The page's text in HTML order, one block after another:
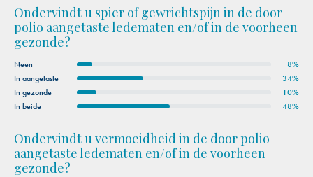
Ondervindt u spier of gewrichtspijn in de door
polio aangetaste ledematen en/of in de voorheen
gezonde?
Neen
8%
In aangetaste
34%
In gezonde
10%
In beide
48%
Ondervindt u vermoeidheid in de door polio
aangetaste ledematen en/of in de voorheen
gezonde?